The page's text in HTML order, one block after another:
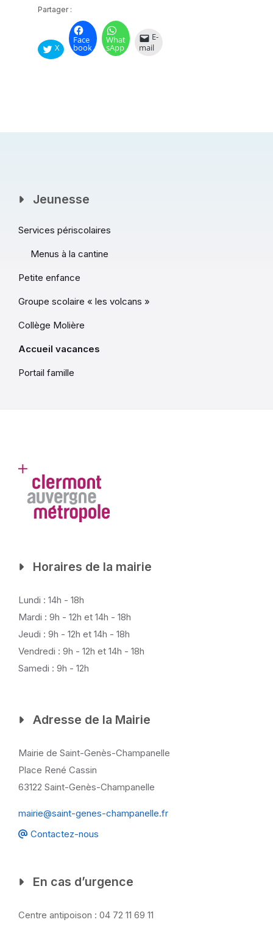
Partager :
X
Face
book
What
sApp
E-
mail
Jeunesse
Services périscolaires
Menus à la cantine
Petite enfance
Groupe scolaire « les volcans »
Collège Molière
Accueil vacances
Portail famille
Horaires de la mairie
Lundi : 14h - 18h
Mardi : 9h - 12h et 14h - 18h
Jeudi : 9h - 12h et 14h - 18h
Vendredi : 9h - 12h et 14h - 18h
Samedi : 9h - 12h
Adresse de la Mairie
Mairie de Saint-Genès-Champanelle
Place René Cassin
63122 Saint-Genès-Champanelle
mairie@saint-genes-champanelle.fr
Contactez-nous
En cas d’urgence
Centre antipoison : 04 72 11 69 11